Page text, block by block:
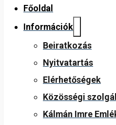
Főoldal
Információk
Beiratkozás
Nyitvatartás
Elérhetőségek
Közösségi
Kálmán Imre